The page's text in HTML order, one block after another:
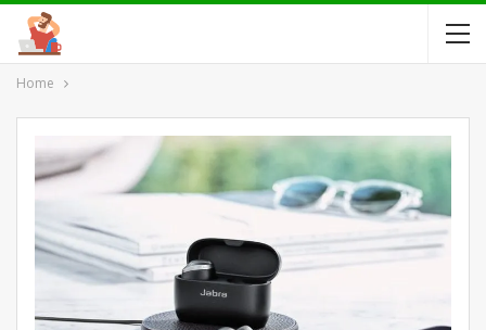
Home